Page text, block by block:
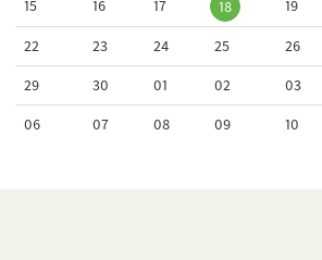
15 16 17 18 19
22 23 24 25 26
29
30 01 02 03
06
07 08 09 10